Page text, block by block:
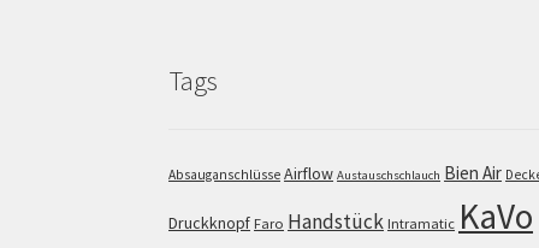
Tags
Absauganschlüsse Airflow Austauschschlauch Bien Air
Druckknopf Faro Handstück Intramatic KaVo